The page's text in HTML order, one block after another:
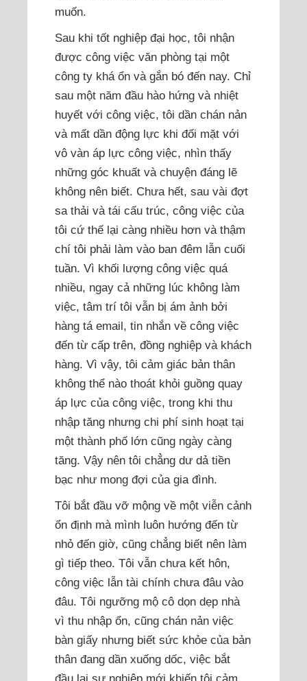
muốn.
Sau khi tốt nghiệp đại học, tôi nhận
được công việc văn phòng tại một
công ty khá ổn và gắn bó đến nay. Chỉ
sau một năm đầu hào hứng và nhiệt
huyết với công việc, tôi dần chán nản
và mất dần động lực khi đối mặt với
vô vàn áp lực công việc, nhìn thấy
những góc khuất và chuyện đáng lẽ
không nên biết. Chưa hết, sau vài đợt
sa thải và tái cấu trúc, công việc của
tôi cứ thế lại càng nhiều hơn và thậm
chí tôi phải làm vào ban đêm lẫn cuối
tuần. Vì khối lượng công việc quá
nhiều, ngay cả những lúc không làm
việc, tâm trí tôi vẫn bị ám ảnh bởi
hàng tá email, tin nhắn về công việc
đến từ cấp trên, đồng nghiệp và khách
hàng. Vì vậy, tôi cảm giác bản thân
không thể nào thoát khỏi guồng quay
áp lực của công việc, trong khi thu
nhập tăng nhưng chi phí sinh hoạt tại
một thành phố lớn cũng ngày càng
tăng. Vậy nên tôi chẳng dư dả tiền
bạc như mong đợi của gia đình.
Tôi bắt đầu vỡ mộng về một viễn cảnh
ổn định mà mình luôn hướng đến từ
nhỏ đến giờ, cũng chẳng biết nên làm
gì tiếp theo. Tôi vẫn chưa kết hôn,
công việc lẫn tài chính chưa đâu vào
đâu. Tôi ngưỡng mộ cô dọn dẹp nhà
vì thu nhập ổn, cũng chán nản việc
bàn giấy nhưng biết sức khỏe của bản
thân đang dần xuống dốc, việc bắt
đầu lại sự nghiệp mới khiến tôi cảm